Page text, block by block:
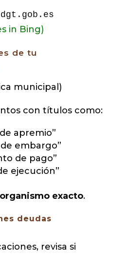
in Bing)
de tu
municipal)
con títulos como:
apremio”
embargo”
de pago”
ejecución”
exacto.
deudas
revisa si